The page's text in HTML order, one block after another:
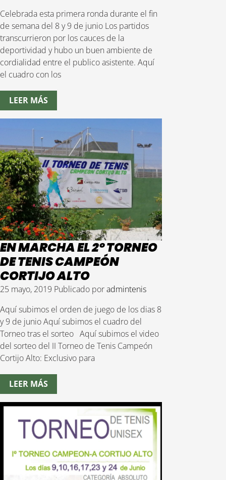
Celebrada esta primera ronda durante el fin
de semana del 8 y 9 de junio Los partidos
transcurrieron por los cauces de la
deportividad y hubo un buen ambiente de
cordialidad entre el publico asistente. Aquí
el cuadro con los
LEER MÁS
EN MARCHA EL 2º TORNEO
DE TENIS CAMPEÓN
CORTIJO ALTO
25 mayo, 2019 Publicado poradmintenis
Aquí subimos el orden de juego de los dias 8
y 9 de junio Aquí subimos el cuadro del
Torneo tras el sorteo Aquí subimos el video
del sorteo del II Torneo de Tenis Campeón
Cortijo Alto: Exclusivo para
LEER MÁS